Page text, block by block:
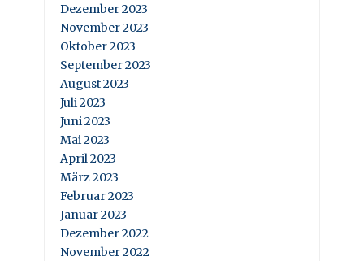
Dezember 2023
November 2023
Oktober 2023
September 2023
August 2023
Juli 2023
Juni 2023
Mai 2023
April 2023
März 2023
Februar 2023
Januar 2023
Dezember 2022
November 2022